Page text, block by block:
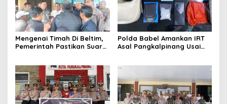
Mengenai Timah Di Beltim,
Pemerintah Pastikan Suara
Masyarakat untuk tidak
mudah di provokasi
Polda Babel Amankan IRT
Asal Pangkalpinang Usai